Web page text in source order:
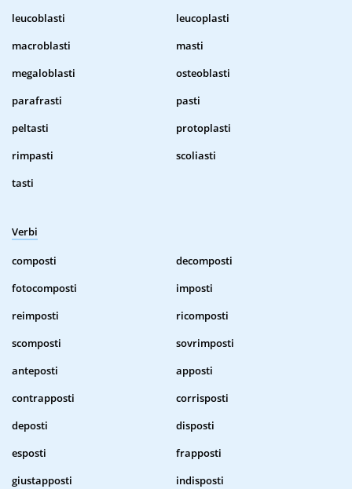
leucoblasti
leucoplasti
macroblasti
masti
megaloblasti
osteoblasti
parafrasti
pasti
peltasti
protoplasti
rimpasti
scoliasti
tasti
Verbi
composti
decomposti
fotocomposti
imposti
reimposti
ricomposti
scomposti
sovrimposti
anteposti
apposti
contrapposti
corrisposti
deposti
disposti
esposti
frapposti
giustapposti
indisposti